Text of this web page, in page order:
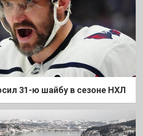
31-ю шайбу в сезоне НХЛ